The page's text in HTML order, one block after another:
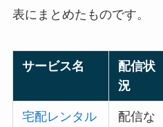
表にまとめたものです。
サービス名
配信状
況
宅配レンタル
配信な